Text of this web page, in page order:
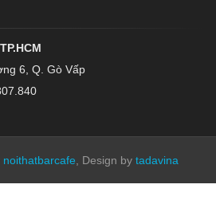
6, Q. Gò Vấp
noithatbarcafe , Design by tadavina